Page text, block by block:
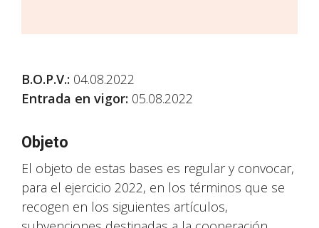
B.O.P.V.: 04.08.2022
Entrada en vigor: 05.08.2022
Objeto
El objeto de estas bases es regular y convocar,
para el ejercicio 2022, en los términos que se
recogen en los siguientes artículos,